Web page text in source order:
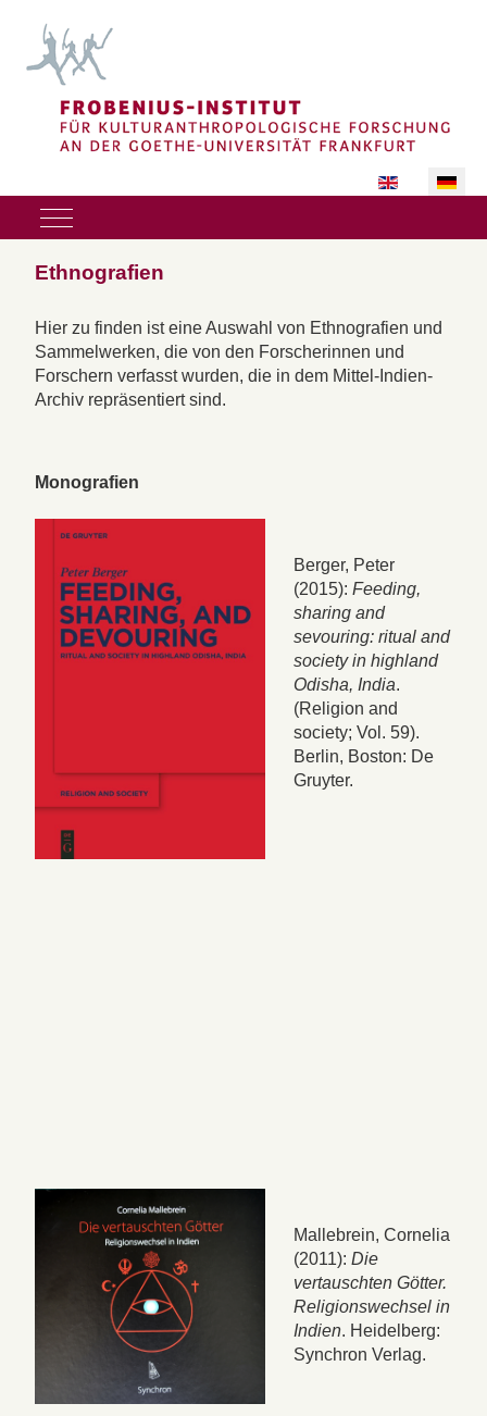
Sprache
Mobile Menu Toggle
Ethnografien
Hier zu finden ist eine Auswahl von Ethnografien und
Sammelwerken, die von den Forscherinnen und
Forschern verfasst wurden, die in dem Mittel-Indien-
Archiv repräsentiert sind.
Monografien
Berger, Peter
(2015): Feeding,
sharing and
sevouring: ritual and
society in highland
Odisha, India.
(Religion and
society; Vol. 59).
Berlin, Boston: De
Gruyter.
Mallebrein, Cornelia
(2011): Die
vertauschten Götter.
Religionswechsel in
Indien. Heidelberg:
Synchron Verlag.